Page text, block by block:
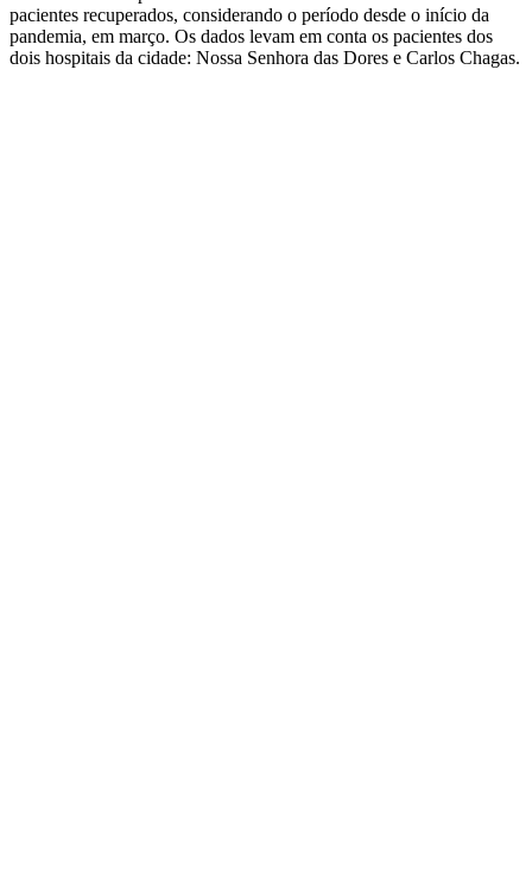
pacientes recuperados, considerando o período desde o início da
pandemia, em março. Os dados levam em conta os pacientes dos
dois hospitais da cidade: Nossa Senhora das Dores e Carlos Chagas.